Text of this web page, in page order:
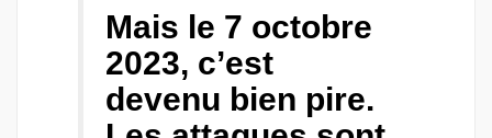
Mais le 7 octobre
2023, c’est
devenu bien pire.